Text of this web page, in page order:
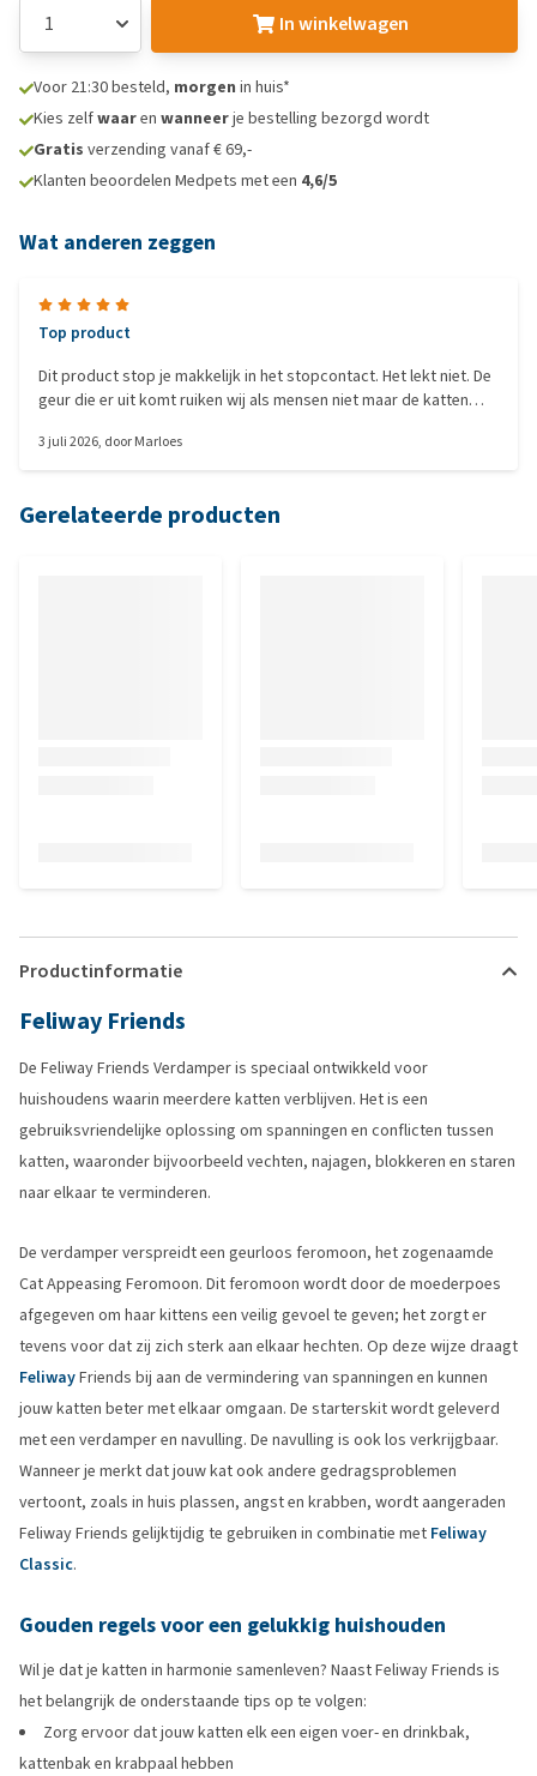
In winkelwagen
Voor 21:30 besteld, morgen in huis*
Kies zelfwaaren wanneerje bestelling bezorgd wordt
Gratis verzending vanaf € 69,-
Klanten beoordelen Medpets met een 4,6/5
Wat anderen zeggen
Top product
Dit product stop je makkelijk in het stopcontact. Het lekt niet. De
geur die er uit komt ruiken wij als mensen niet maar de katten
geen territorium bewaking.
3 juli 2026, doorMarloes
Gerelateerde producten
Productinformatie
Feliway Friends
De Feliway Friends Verdamper is speciaal ontwikkeld voor
huishoudens waarin meerdere katten verblijven. Het is een
gebruiksvriendelijke oplossing om spanningen en conflicten tussen
katten, waaronder bijvoorbeeld vechten, najagen, blokkeren en staren
naar elkaar te verminderen.
De verdamper verspreidt een geurloos feromoon, het zogenaamde
Cat Appeasing Feromoon. Dit feromoon wordt door de moederpoes
afgegeven om haar kittens een veilig gevoel te geven; het zorgt er
tevens voor dat zij zich sterk aan elkaar hechten. Op deze wijze draagt
FeliwayFriends bij aan de vermindering van spanningen en kunnen
jouw katten beter met elkaar omgaan. De starterskit wordt geleverd
met een verdamper en navulling. De navulling is ook los verkrijgbaar.
Wanneer je merkt dat jouw kat ook andere gedragsproblemen
vertoont, zoals in huis plassen, angst en krabben, wordt aangeraden
Feliway Friends gelijktijdig te gebruiken in combinatie met Feliway
Classic.
Gouden regels voor een gelukkig huishouden
Wil je dat je katten in harmonie samenleven? Naast Feliway Friends is
het belangrijk de onderstaande tips op te volgen:
Zorg ervoor dat jouw katten elk een eigen voer- en drinkbak,
kattenbak en krabpaal hebben